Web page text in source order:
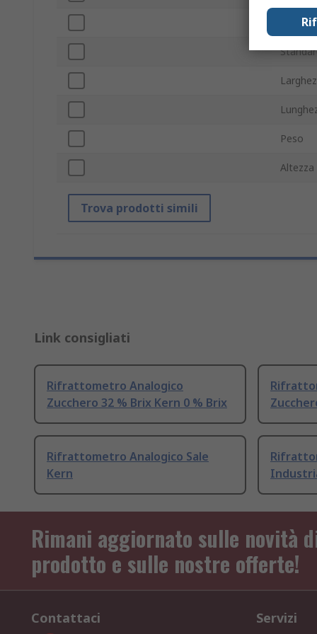
Tipo
Peso
Altezza
Trova prodotti simili
Link consigliati
Rifrattometro Analogico
Zucchero 32 % Brix Kern 0 % Brix
Rifrattometro Analogico Sale
Kern
Rimani aggiornato sulle novità
prodotto e sulle nostre offerte!
Contattaci Servizi